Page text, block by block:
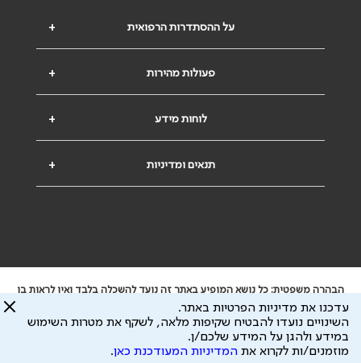
+ על ההסתדרות הרפואית
+ פעולות מהירות
+ לוחות מידע
+ תנאים ומדיניות
הבהרה משפטית: כל נושא המופיע באתר זה נועד להשכלה בלבד ואין לראות בו
ייעוץ רפואי או משפטי. אין הר"י אחראית לתוכן המתפרסם באתר זה ולכל נזק
שעלול להיגרם.
ידוע לי שהר"י אוספת ושומרת מידע אישי לצורך מתן השרות וכי חלק ממנו עשוי
להיות מועבר לצדדים שלישיים, הכל בכפוף למדיניות הפרטיות
עדכנו את מדיניות הפרטיות באתר.
השינויים נועדו להבטיח שקיפות מלאה, לשקף את מטרות השימוש
במידע ולהגן על המידע שלכם/ן.
מוזמנים/ות לקרוא את המדיניות המעודכנת כאן.